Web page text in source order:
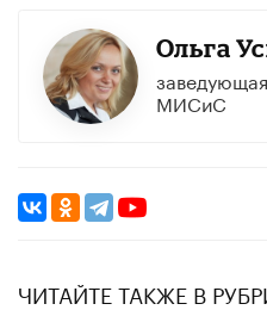
Ольга
МИСиС
ЧИТАЙТЕ ТАКЖЕ В